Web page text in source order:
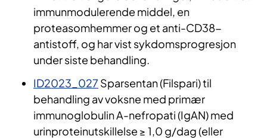
immunmodulerende middel, en
proteasomhemmer og et anti-CD38-
antistoff, og har vist sykdomsprogresjon
under siste behandling.
ID2023_027 Sparsentan (Filspari) til
behandling av voksne med primær
immunoglobulin A-nefropati (IgAN) med
urinproteinutskillelse ≥ 1,0 g/dag (eller